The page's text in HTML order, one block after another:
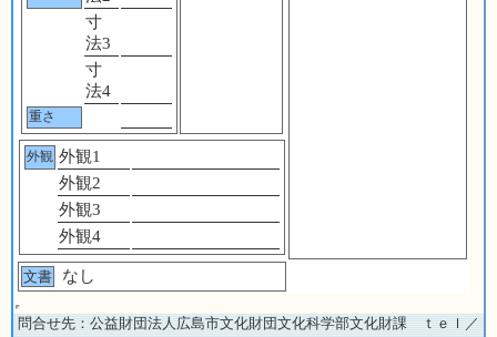
寸
法3
寸
法4
重さ
外観 外観1
外観2
外観3
外観4
文書 なし
問合せ先：公益財団法人広島市文化財団文化科学部文化財課 ｔｅｌ／